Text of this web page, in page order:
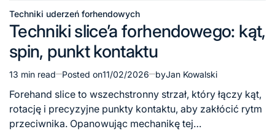
Posted
Techniki uderzeń forhendowych
Techniki slice’a forhendowego: kąt,
spin, punkt kontaktu
Estimated
read
time
13 min read Posted on11/02/2026 byJan Kowalski
Forehand slice to wszechstronny strzał, który łączy kąt,
rotację i precyzyjne punkty kontaktu, aby zakłócić rytm
przeciwnika. Opanowując mechanikę tej…